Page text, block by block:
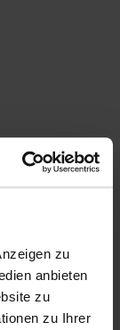
zu
anbieten
zu
zu Ihrer